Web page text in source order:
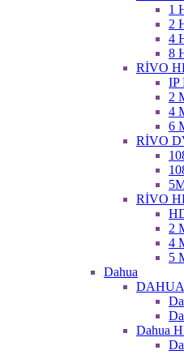
1
2
4
8
RİVO
IP
2
4
6
RİVO
RİVO
2
4
5
Dahua
DAHUA
Dahua